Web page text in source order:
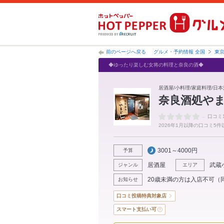
前のページへ戻る グルメ・予約情報 全国 東京
◆ゆったり楽しむ女将の料理と奈良の酒◆
居酒屋/小料理/家庭料理/日
奈良酒処や
口コミ
2026年1月以降の口コミ5件
予算 3001～4000円
ジャンル 居酒屋 エリア 武蔵
お知らせ 20歳未満の方は入店不可（
口コミ投稿特典対象店
スマート支払い可